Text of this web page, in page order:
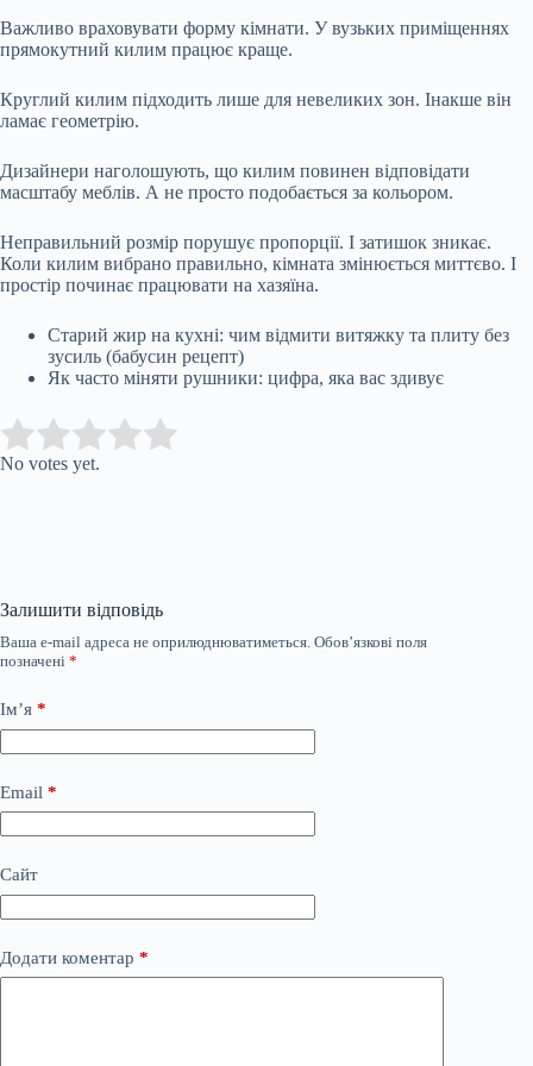
Важливо враховувати форму кімнати. У вузьких приміщеннях
прямокутний килим працює краще.
Круглий килим підходить лише для невеликих зон. Інакше він
ламає геометрію.
Дизайнери наголошують, що килим повинен відповідати
масштабу меблів. А не просто подобається за кольором.
Неправильний розмір порушує пропорції. І затишок зникає.
Коли килим вибрано правильно, кімната змінюється миттєво. І
простір починає працювати на хазяїна.
Старий жир на кухні: чим відмити витяжку та плиту без
зусиль (бабусин рецепт)
Як часто міняти рушники: цифра, яка вас здивує
Rate this item:
No votes yet.
Залишити відповідь
Ваша e-mail адреса не оприлюднюватиметься. Обов’язкові поля
позначені *
Ім’я *
Email *
Сайт
Додати коментар *